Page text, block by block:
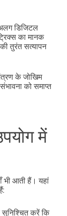
डिजिटल
का मानक
की तुरंत सत्यापन
के जोखिम
को समाप्त
में
भी आती हैं। यहां
करें कि